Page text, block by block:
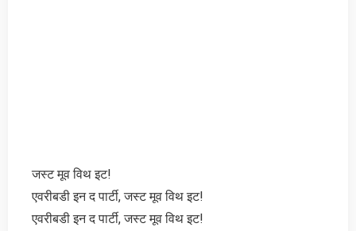
जस्ट मूव विथ इट!
एवरीबडी इन द पार्टी, जस्ट मूव विथ इट!
एवरीबडी इन द पार्टी, जस्ट मूव विथ इट!